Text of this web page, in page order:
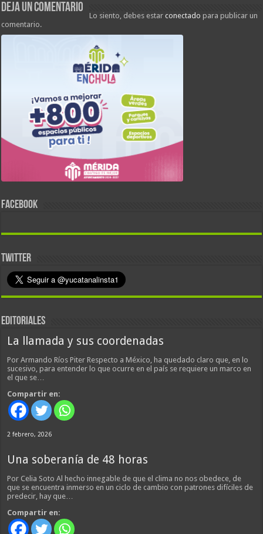
Deja un comentario
Lo siento, debes estarconectado para publicar un
comentario.
FACEBOOK
TWITTER
EDITORIALES
La llamada y sus coordenadas
Por Armando Ríos Piter Respecto a México, ha quedado claro que, en lo
sucesivo, para entender lo que ocurre en el país se requiere un marco en
el que se…
Compartir en:
2 febrero, 2026
Una soberanía de 48 horas
Por Celia Soto Al hecho innegable de que el clima no nos obedece, de
que se encuentra inmerso en un ciclo de cambio con patrones difíciles de
predecir, hay que…
Compartir en: